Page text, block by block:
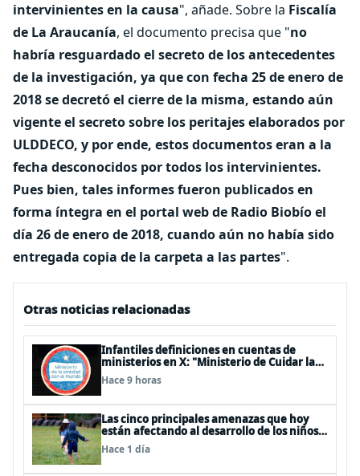
intervinientes en la causa", añade. Sobre la Fiscalía
de La Araucanía, el documento precisa que "no
habría resguardado el secreto de los antecedentes
de la investigación, ya que con fecha 25 de enero de
2018 se decretó el cierre de la misma, estando aún
vigente el secreto sobre los peritajes elaborados por
ULDDECO, y por ende, estos documentos eran a la
fecha desconocidos por todos los intervinientes.
Pues bien, tales informes fueron publicados en
forma íntegra en el portal web de Radio Biobío el
día 26 de enero de 2018, cuando aún no había sido
entregada copia de la carpeta a las partes".
Otras noticias relacionadas
Infantiles definiciones en cuentas de
ministerios en X: "Ministerio de Cuidar la
Plata", "Ministerio de la amistad..."
Hace 9 horas
Las cinco principales amenazas que hoy
están afectando al desarrollo de los niños
en Chile
Hace 1 día